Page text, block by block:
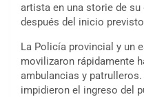
artista en una storie de su
después del inicio
La Policía provincial y un
movilizaron rápidamente
ambulancias y
impidieron el ingreso del